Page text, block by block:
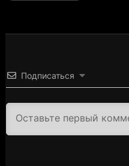
Подписаться